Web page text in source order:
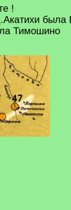
!
была
Тимошино